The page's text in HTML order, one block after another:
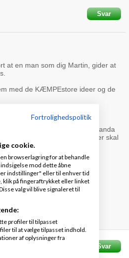
Svar
at en man som dig Martin, gider at
med de KÆMPEstore ideer og de
men lige nu har jeg en veranda
ikke endnu !?), en grund der skal
nybyggers forbandelse)
Svar
Fortrolighedspolitik
cookie.
browserlagring for at behandle
mod dette åbne
indstillinger" eller til enhver tid
klik på fingeraftrykket eller linket
valg vil blive signaleret til
profiler til tilpasset
til at vælge tilpasset indhold.
af oplysninger fra